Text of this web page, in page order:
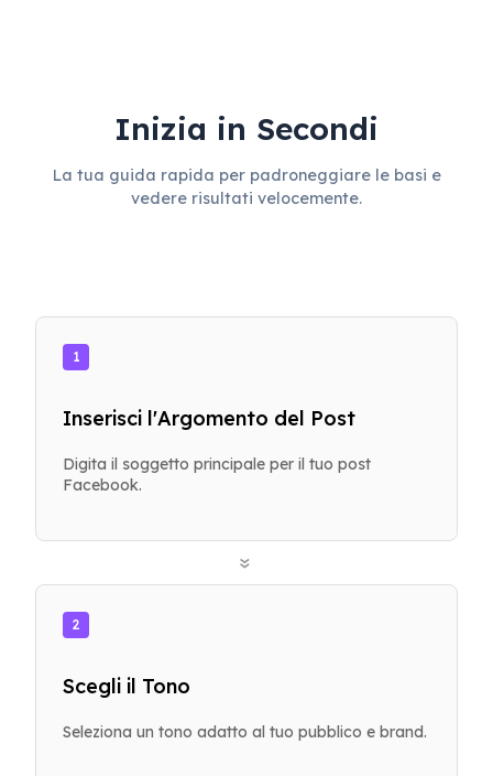
Inizia in Secondi
La tua guida rapida per padroneggiare le basi e
vedere risultati velocemente.
1
Inserisci l'Argomento del Post
Digita il soggetto principale per il tuo post
Facebook.
»
2
Scegli il Tono
Seleziona un tono adatto al tuo pubblico e brand.